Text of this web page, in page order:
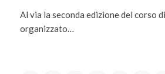
Al via la seconda edizione del corso
organizzato…